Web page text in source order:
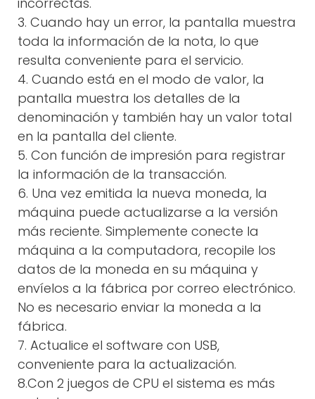
3. Cuando hay un error, la pantalla muestra
toda la información de la nota, lo que
resulta conveniente para el servicio.
4. Cuando está en el modo de valor, la
pantalla muestra los detalles de la
denominación y también hay un valor total
en la pantalla del cliente.
5. Con función de impresión para registrar
la información de la transacción.
6. Una vez emitida la nueva moneda, la
máquina puede actualizarse a la versión
más reciente. Simplemente conecte la
máquina a la computadora, recopile los
datos de la moneda en su máquina y
envíelos a la fábrica por correo electrónico.
No es necesario enviar la moneda a la
fábrica.
7. Actualice el software con USB,
conveniente para la actualización.
8.Con 2 juegos de CPU el sistema es más